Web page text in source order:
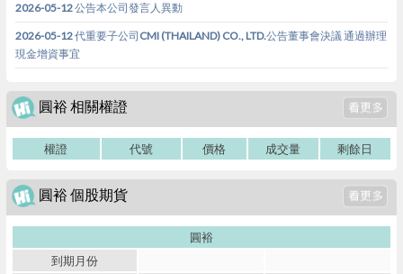
2026-05-12 公告本公司發言人異動
2026-05-12 代重要子公司CMI (THAILAND) CO., LTD.公告董事會決議 通過辦理
現金增資事宜
圓裕 相關權證
權證 代號 價格 成交量 剩餘日
圓裕 個股期貨
圓裕
到期月份